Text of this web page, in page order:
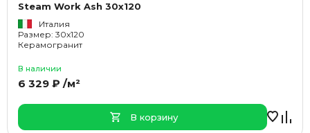
Steam Work Ash 30x120
Италия
Размер: 30x120
Керамогранит
В наличии
6 329 ₽ /м²
В корзину